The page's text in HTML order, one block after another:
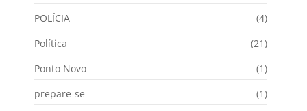
POLÍCIA
(4)
Política
(21)
Ponto Novo
(1)
prepare-se
(1)